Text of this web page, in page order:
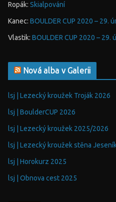
Ropák: Skialpování
Kanec: BOULDER CUP 2020 – 29.
Vlastik: BOULDER CUP 2020 – 29.
Nová alba v Galerii
lsj | Lezecký kroužek Troják 2026
lsj | BoulderCUP 2026
lsj | Lezecký kroužek 2025/2026
lsj | Lezecký kroužek stěna
lsj | Horokurz 2025
lsj | Obnova cest 2025